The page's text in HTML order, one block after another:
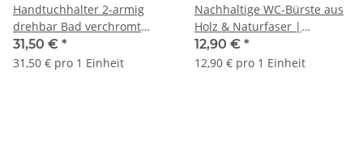
Handtuchhalter 2-armig
drehbar Bad verchromt
Wandmontage
31,50 € *
31,50 € pro 1 Einheit
Nachhaltige WC-Bürste aus
Holz & Naturfaser |
Buchenholz
12,90 € *
12,90 € pro 1 Einheit